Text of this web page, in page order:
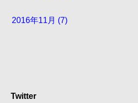
2016年11月 (7)
Twitter